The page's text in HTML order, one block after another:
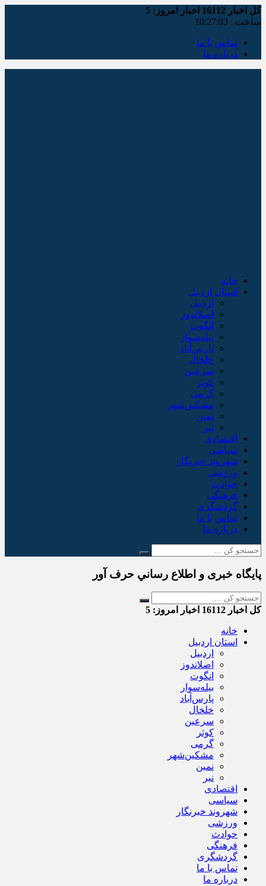
کل اخبار اخبار امروز: 5
ساعت : 10:27:03
تماس با ما
درباره ما
خانه
استان اردبیل
اردبیل
اصلاندوز
انگوت
بیله‌سوار
پارس‌آباد
خلخال
سرعین
کوثر
گرمی
مشکین‌شهر
نمین
نیر
اقتصادی
سیاسی
شهروند خبرنگار
ورزشی
حوادث
فرهنگی
گردشگری
تماس با ما
درباره ما
پایگاه خبری و اطلاع رساني حرف آور
کل اخبار اخبار امروز: 5
خانه
استان اردبیل
اردبیل
اصلاندوز
انگوت
بیله‌سوار
پارس‌آباد
خلخال
سرعین
کوثر
گرمی
مشکین‌شهر
نمین
نیر
اقتصادی
سیاسی
شهروند خبرنگار
ورزشی
حوادث
فرهنگی
گردشگری
تماس با ما
درباره ما